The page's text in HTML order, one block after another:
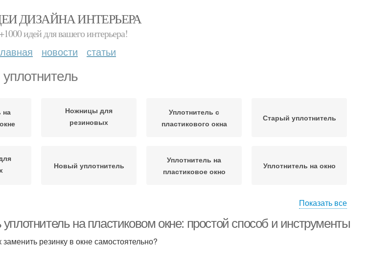
ДИЗАЙНА ИНТЕРЬЕРА
+1000 идей для вашего интерьера!
новости статьи
на
Ножницы для
резиновых
Уплотнитель с
пластикового окна
Старый уплотнитель
Новый уплотнитель
Уплотнитель на
пластиковое окно
Уплотнитель на окно
пластиковых окнах
Уплотнитель из
модифицированной
пластмассы
Показать все
уплотнитель на пластиковом окне: простой способ и инструменты
резинку в окне самостоятельно?